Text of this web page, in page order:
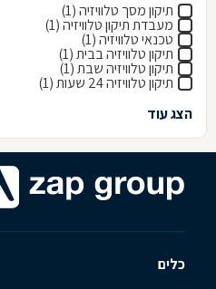
תיקון מסך טלוויזיה (1)
מעבדת תיקון טלוויזיה (1)
טכנאי טלוויזיה (1)
תיקון טלוויזיה בבית (1)
תיקון טלוויזיה שבת (1)
תיקון טלוויזיה 24 שעות (1)
הצג עוד
כלים